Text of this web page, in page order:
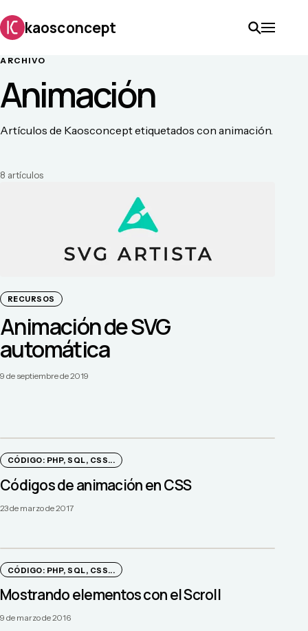
kaosconcept
ARCHIVO
Animación
Artículos de Kaosconcept etiquetados con animación.
8 artículos
RECURSOS
Animación de SVG
automática
9 de septiembre de 2019
CÓDIGO: PHP, SQL, CSS...
Códigos de animación en CSS
23 de marzo de 2017
CÓDIGO: PHP, SQL, CSS...
Mostrando elementos con el Scroll
9 de marzo de 2016